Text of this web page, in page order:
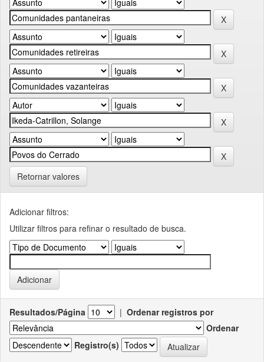
Retornar valores
Adicionar filtros:
Utilizar filtros para refinar o resultado de busca.
Resultados/Página | Ordenar registros por
Ordenar
Registro(s)